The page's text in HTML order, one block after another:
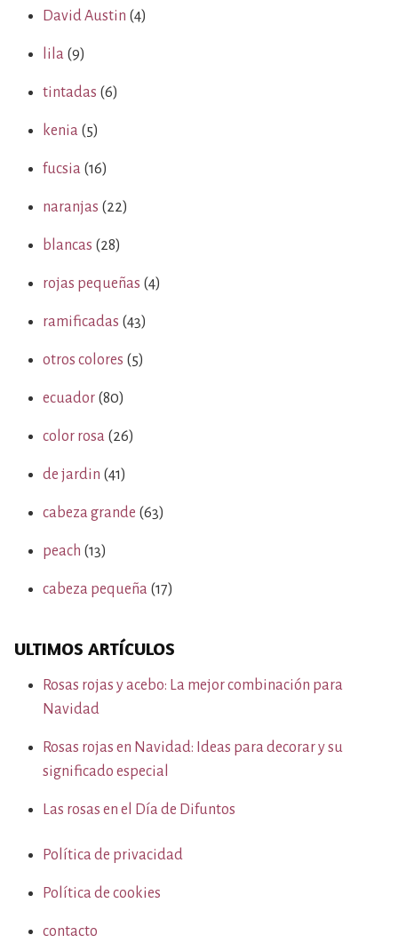
David Austin (4)
lila (9)
tintadas (6)
kenia (5)
fucsia (16)
naranjas (22)
blancas (28)
rojas pequeñas (4)
ramificadas (43)
otros colores (5)
ecuador (80)
color rosa (26)
de jardin (41)
cabeza grande (63)
peach (13)
cabeza pequeña (17)
ULTIMOS ARTÍCULOS
Rosas rojas y acebo: La mejor combinación para
Navidad
Rosas rojas en Navidad: Ideas para decorar y su
significado especial
Las rosas en el Día de Difuntos
Política de privacidad
Política de cookies
contacto